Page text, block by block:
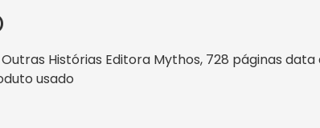
Histórias Editora Mythos, 728 páginas data
usado